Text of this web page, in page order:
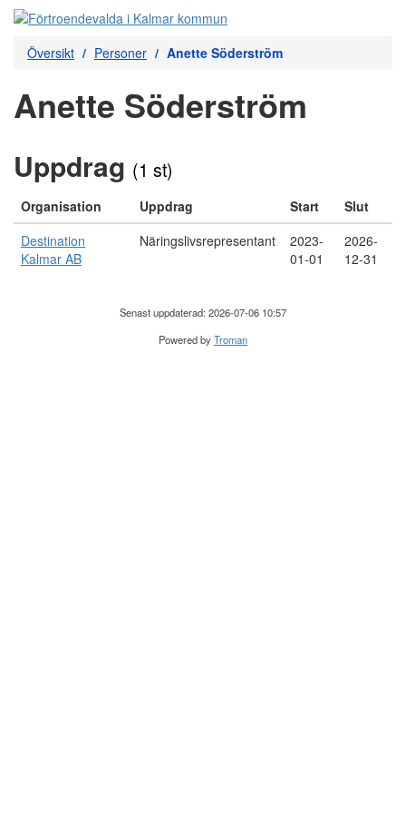
Översikt Personer Anette Söderström
Anette Söderström
Uppdrag (1 st)
Organisation Uppdrag Start
Slut
Destination
Kalmar AB
Näringslivsrepresentant
2023-
01-01
2026-
12-31
Senast uppdaterad: 2026-07-06 10:57
Powered byTroman